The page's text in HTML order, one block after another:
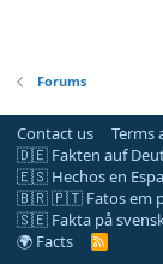
Forums
Contact us Terms
🇩🇪 Fakten auf
🇪🇸 Hechos en
🇧🇷 🇵🇹 Fatos em
🇸🇪 Fakta på
🌍 Facts
R